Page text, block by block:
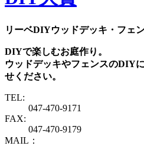
リーベDIYウッドデッキ・フェ
DIYで楽しむお庭作り。
ウッドデッキやフェンスのDIY
せください。
TEL:
047-470-9171
FAX:
047-470-9179
MAIL：